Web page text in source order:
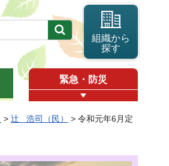
組織から
探す
緊急・防災
> 辻 浩司（民）
> 令和元年6月定